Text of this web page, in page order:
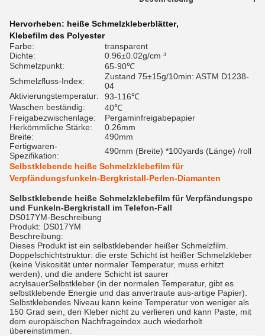
Hervorheben: heiße Schmelzkleberblätter,
Klebefilm des Polyester
Farbe:
transparent
Dichte:
0.96±0.02g/cm ³
Schmelzpunkt:
65-90℃
Schmelzfluss-Index:
Zustand 75±15g/10min: ASTM D1238-
04
Aktivierungstemperatur:
93-116℃
Waschen beständig:
40℃
Freigabezwischenlage:
Pergaminfreigabepapier
Herkömmliche Stärke:
0.26mm
Breite:
490mm
Fertigwaren-
Spezifikation:
490mm (Breite) *100yards (Länge) /roll
Selbstklebende heiße Schmelzklebefilm für
Verpfändungsfunkeln-Bergkristall-Perlen-Diamanten
Selbstklebende heiße Schmelzklebefilm für Verpfändungspc
und Funkeln-Bergkristall im Telefon-Fall
DS017YM-Beschreibung
Produkt: DS017YM
Beschreibung:
Dieses Produkt ist ein selbstklebender heißer Schmelzfilm.
Doppelschichtstruktur: die erste Schicht ist heißer Schmelzkleber
(keine Viskosität unter normaler Temperatur, muss erhitzt
werden), und die andere Schicht ist saurer
acrylsauerSelbstkleber (in der normalen Temperatur, gibt es
selbstklebende Energie und das anvertraute aus-artige Papier).
Selbstklebendes Niveau kann keine Temperatur von weniger als
150 Grad sein, den Kleber nicht zu verlieren und kann Paste, mit
dem europäischen Nachfrageindex auch wiederholt
übereinstimmen.